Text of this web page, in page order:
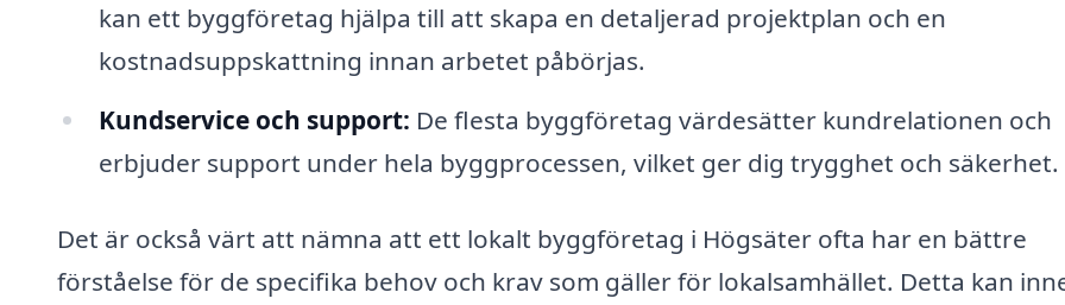
kan ett byggföretag hjälpa till att skapa en detaljerad projektplan och en
kostnadsuppskattning innan arbetet påbörjas.
Kundservice och support: De flesta byggföretag värdesätter kundrelationen och
erbjuder support under hela byggprocessen, vilket ger dig trygghet och säkerhet.
Det är också värt att nämna att ett lokalt byggföretag i Högsäter ofta har en bättre
förståelse för de specifika behov och krav som gäller för lokalsamhället. Detta kan